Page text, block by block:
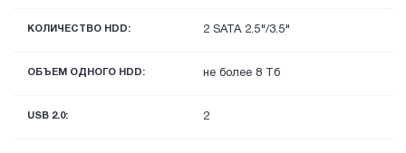
КОЛИЧЕСТВО HDD: 2 SATA 2.5"/3.5"
ОБЪЕМ ОДНОГО HDD: не более 8 Тб
USB 2.0: 2